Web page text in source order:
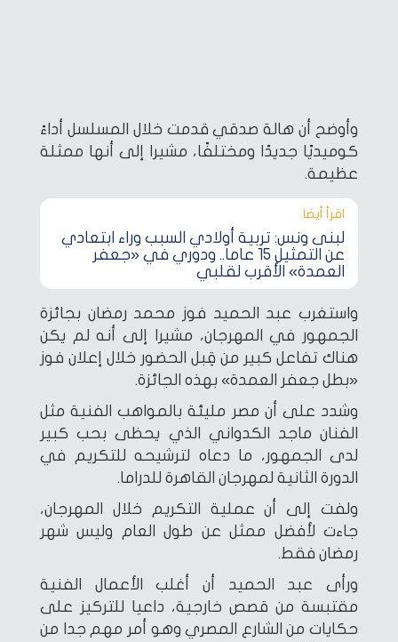
وأوضح أن هالة صدقي قدمت خلال المسلسل أداءً
كوميديًا جديدًا ومختلفًا، مشيرا إلى أنها ممثلة
عظيمة.
اقرأ أيضا‎
لبنى ونس: تربية أولادي السبب وراء ابتعادي
عن التمثيل 15 عاما.. ودوري في «جعفر
العمدة» الأقرب لقلبي
واستغرب عبد الحميد فوز محمد رمضان بجائزة
الجمهور في المهرجان، مشيرا إلى أنه لم يكن
هناك تفاعل كبير من قِبل الحضور خلال إعلان فوز
«بطل جعفر العمدة» بهذه الجائزة.
وشدد على أن مصر مليئة بالمواهب الفنية مثل
الفنان ماجد الكدواني الذي يحظى بحب كبير
لدى الجمهور، ما دعاه لترشيحه للتكريم في
الدورة الثانية لمهرجان القاهرة للدراما.
ولفت إلى أن عملية التكريم خلال المهرجان،
جاءت لأفضل ممثل عن طول العام وليس شهر
رمضان فقط.
ورأى عبد الحميد أن أغلب الأعمال الفنية
مقتبسة من قصص خارجية، داعيا للتركيز على
حكايات من الشارع المصري وهو أمر مهم جدا من